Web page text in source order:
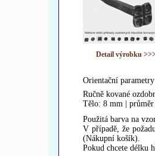
Detail výrobku
Orientační
Ručně kované
Tělo: 8 mm |
Použitá barva na
V případě, že
(Nákupní košík).
Pokud chcete délku